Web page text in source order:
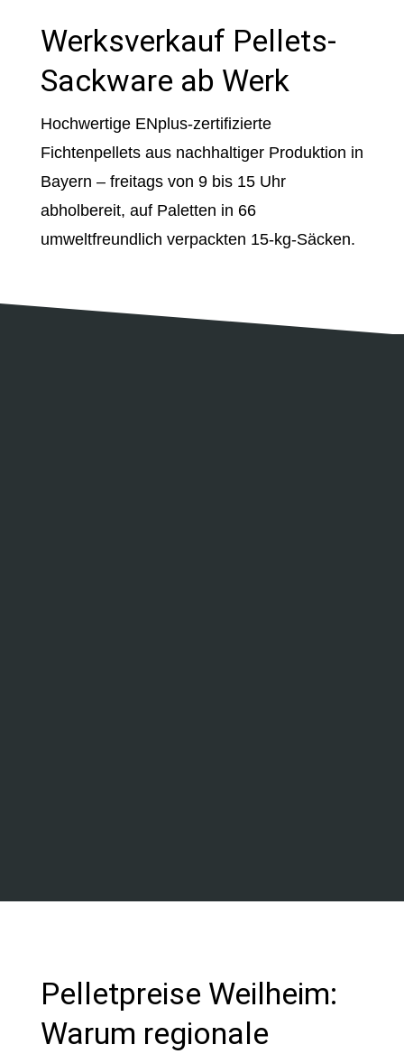
Werksverkauf Pellets-
Sackware ab Werk
Hochwertige ENplus-zertifizierte
Fichtenpellets aus nachhaltiger Produktion in
Bayern – freitags von 9 bis 15 Uhr
abholbereit, auf Paletten in 66
umweltfreundlich verpackten 15-kg-Säcken.
Pelletpreise Weilheim:
Warum regionale